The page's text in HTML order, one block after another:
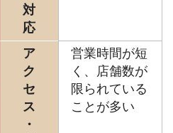
対
応
ア
ク
セ
ス
・
営業時間が短
く、店舗数が
限られている
ことが多い